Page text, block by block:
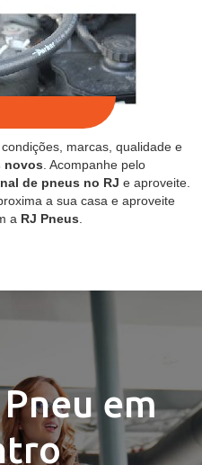
marcas, qualidade e
novos . Acompanhe pelo
de pneus no RJ e aproveite.
a sua casa e aproveite
a RJ Pneus
em